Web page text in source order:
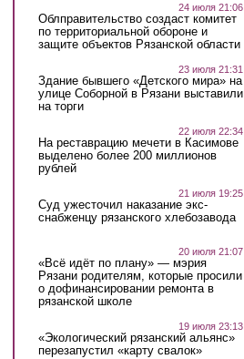
24 июля 21:06
Облправительство создаст комитет
по территориальной обороне и
защите объектов Рязанской области
23 июля 21:31
Здание бывшего «Детского мира» на
улице Соборной в Рязани выставили
на торги
22 июля 22:34
На реставрацию мечети в Касимове
выделено более 200 миллионов
рублей
21 июля 19:25
Суд ужесточил наказание экс-
снабженцу рязанского хлебозавода
20 июля 21:07
«Всё идёт по плану» — мэрия
Рязани родителям, которые просили
о дофинансировании ремонта в
рязанской школе
19 июля 23:13
«Экологический рязанский альянс»
перезапустил «карту свалок»